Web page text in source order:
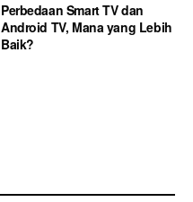
Perbedaan Smart TV dan
Android TV, Mana yang Lebih
Baik?